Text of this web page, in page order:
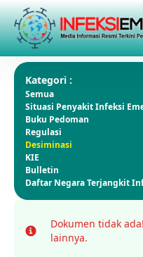
Kategori :
Semua
Situasi Penyakit Infeksi
Buku Pedoman
Regulasi
Desiminasi
KIE
Bulletin
Daftar Negara Terjangkit
Info
Dokumen tidak ada!
lainnya.